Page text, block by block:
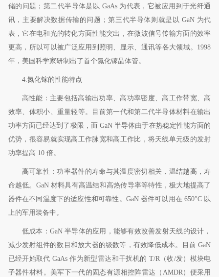
储的问题；第二代半导体是以 GaAs 为代表，它被应用到于光纤通
讯，主要解决数据传输的问题；第三代半导体则就是以 GaN 为代
表，它在电和光的转化方面性能突出，在微波信号传输方面的效率
更高，所以可以被广泛应用到照明、显示、通讯等各大领域。 1998
年，美国科学家研制出了首个氮化镓晶体管。
4. 氮化镓的性能特点
高性能：主要包括高输出功率、高功率密度、高工作带宽、高
效率、体积小、重量轻等。目前第一代和第二代半导体材料在输出
功率方面已经达到了极限，而 GaN半导体由于在热稳定性能方面的
优势，很容易就实现高工作脉宽和高工作比，将天线单元级的发射
功率提高 10 倍。
高可靠性：功率器件的寿命与其温度密切相关，温结越高，寿
命越低。 GaN 材料具有高温结和高热传导率等特性，极大地提高了
器件在不同温度下的适应性和可靠性。 GaN 器件可以用在650°C 以
上的军用装备中。
低成本： GaN半导体的应用，能够有效改善发射天线的设计，
减少发射组件的数目和放大器的级数等，有效降低成本。目前 GaN
已经开始取代 GaAs作为新型雷达和干扰机的 T/R （收/发）模块电
子器件材料。美军下一代的固态有源相控阵雷达（ AMDR ）便采用